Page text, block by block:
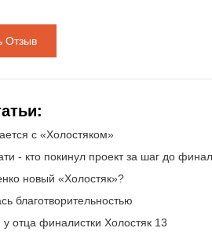
Отзыв
с «Холостяком»
- кто покинул проект за шаг до
новый «Холостяк»?
благотворительностью
у отца финалистки Холостяк 13